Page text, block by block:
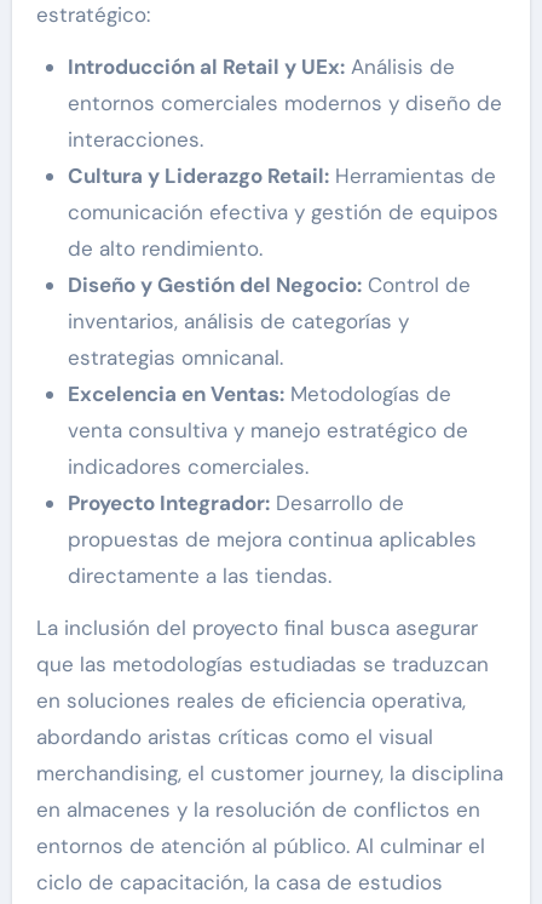
estratégico:
Introducción al Retail y UEx:Análisis de
entornos comerciales modernos y diseño de
interacciones.
Cultura y Liderazgo Retail:Herramientas de
comunicación efectiva y gestión de equipos
de alto rendimiento.
Diseño y Gestión del Negocio:Control de
inventarios, análisis de categorías y
estrategias omnicanal.
Excelencia en Ventas:Metodologías de
venta consultiva y manejo estratégico de
indicadores comerciales.
Proyecto Integrador:Desarrollo de
propuestas de mejora continua aplicables
directamente a las tiendas.
La inclusión del proyecto final busca asegurar
que las metodologías estudiadas se traduzcan
en soluciones reales de eficiencia operativa,
abordando aristas críticas como el visual
merchandising, el customer journey, la disciplina
en almacenes y la resolución de conflictos en
entornos de atención al público. Al culminar el
ciclo de capacitación, la casa de estudios